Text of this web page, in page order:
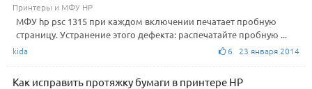
Принтеры и МФУ HP
МФУ hp psc 1315 при каждом включении печатает пробную
страницу. Устранение этого дефекта: распечатайте пробную ...
kida 6 23 января 2014
Как исправить протяжку бумаги в принтере HP